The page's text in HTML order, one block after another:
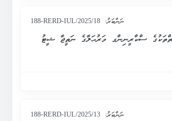
ނަންބަރު: 188-RERD-IUL/2025/18
ސްކްރީނިންގ މަރުޙަލާގެ ނަތީޖާ ޝީޓު
ނަންބަރު: 188-RERD-IUL/2025/13